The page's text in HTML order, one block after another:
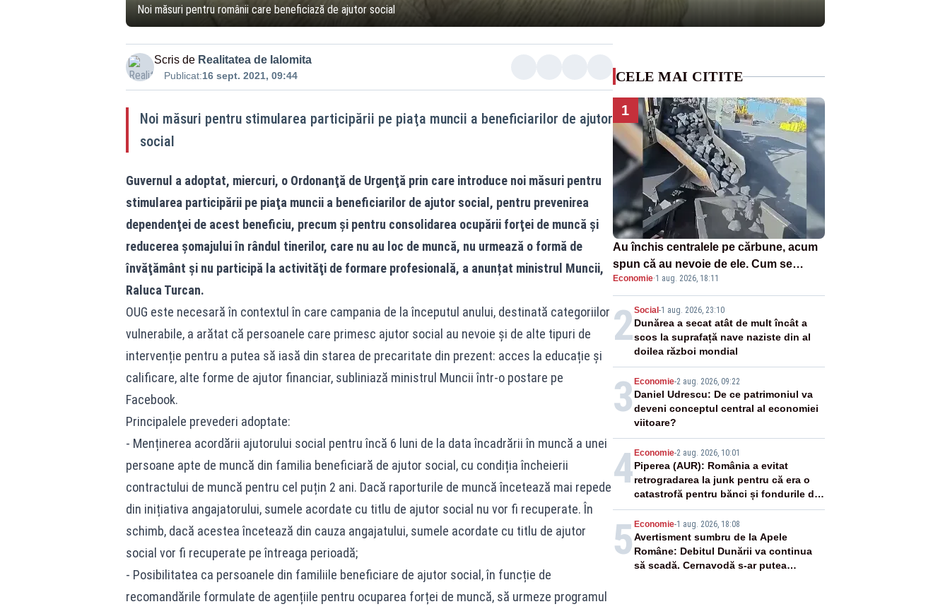
Noi măsuri pentru românii care beneficiază de ajutor social
Scris de Realitatea de Ialomita
Publicat:16 sept. 2021, 09:44
Noi măsuri pentru stimularea participării pe piaţa muncii a beneficiarilor de ajutor
social
Guvernul a adoptat, miercuri, o Ordonanţă de Urgenţă prin care introduce noi măsuri pentru
stimularea participării pe piaţa muncii a beneficiarilor de ajutor social, pentru prevenirea
dependenţei de acest beneficiu, precum şi pentru consolidarea ocupării forţei de muncă şi
reducerea şomajului în rândul tinerilor, care nu au loc de muncă, nu urmează o formă de
învăţământ şi nu participă la activităţi de formare profesională, a anunțat ministrul Muncii,
Raluca Turcan.
OUG este necesară în contextul în care campania de la începutul anului, destinată categoriilor
vulnerabile, a arătat că persoanele care primesc ajutor social au nevoie și de alte tipuri de
intervenție pentru a putea să iasă din starea de precaritate din prezent: acces la educație și
calificare, alte forme de ajutor financiar, subliniază ministrul Muncii într-o postare pe
Facebook.
Principalele prevederi adoptate:
- Menținerea acordării ajutorului social pentru încă 6 luni de la data încadrării în muncă a unei
persoane apte de muncă din familia beneficiară de ajutor social, cu condiția încheierii
contractului de muncă pentru cel puțin 2 ani. Dacă raporturile de muncă încetează mai repede
din inițiativa angajatorului, sumele acordate cu titlu de ajutor social nu vor fi recuperate. În
schimb, dacă acestea încetează din cauza angajatului, sumele acordate cu titlu de ajutor
social vor fi recuperate pe întreaga perioadă;
- Posibilitatea ca persoanele din familiile beneficiare de ajutor social, în funcție de
recomandările formulate de agențiile pentru ocuparea forței de muncă, să urmeze programul
CELE MAI CITITE
1
Au închis centralele pe cărbune, acum
spun că au nevoie de ele. Cum se
pasează vina în plină criză energetică
Economie·1 aug. 2026, 18:11
2Social -1 aug. 2026, 23:10
Dunărea a secat atât de mult încât a
scos la suprafață nave naziste din al
doilea război mondial
3 Economie-2 aug. 2026, 09:22
Daniel Udrescu: De ce patrimoniul va
deveni conceptul central al economiei
viitoare?
4 Economie-2 aug. 2026, 10:01
Piperea (AUR): România a evitat
retrogradarea la junk pentru că era o
catastrofă pentru bănci și fondurile de
pensii
5 Economie-1 aug. 2026, 18:08
Avertisment sumbru de la Apele
Române: Debitul Dunării va continua
să scadă. Cernavodă s-ar putea